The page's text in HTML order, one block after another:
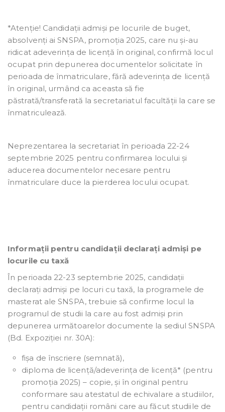
*Atenție! Candidații admiși pe locurile de buget,
absolvenți ai SNSPA, promoția 2025, care nu și-au
ridicat adeverința de licență în original, confirmă locul
ocupat prin depunerea documentelor solicitate în
perioada de înmatriculare, fără adeverința de licență
în original, urmând ca aceasta să fie
păstrată/transferată la secretariatul facultății la care se
înmatriculează.
Neprezentarea la secretariat în perioada 22-24
septembrie 2025 pentru confirmarea locului și
aducerea documentelor necesare pentru
înmatriculare duce la pierderea locului ocupat.
Informații pentru candidații declarați admiși pe
locurile cu taxă
În perioada 22-23 septembrie 2025, candidații
declarați admiși pe locuri cu taxă, la programele de
masterat ale SNSPA, trebuie să confirme locul la
programul de studii la care au fost admiși prin
depunerea următoarelor documente la sediul SNSPA
(Bd. Expoziției nr. 30A):
fișa de înscriere (semnată),
diploma de licență/adeverința de licență* (pentru
promoția 2025) – copie, și în original pentru
conformare sau atestatul de echivalare a studiilor,
pentru candidații români care au făcut studiile de